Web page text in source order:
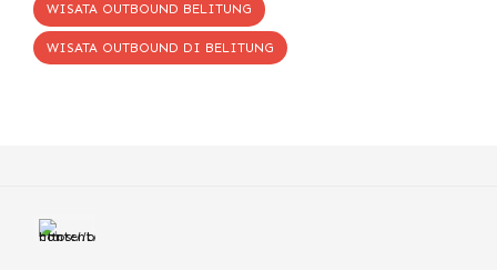
WISATA OUTBOUND BELITUNG
WISATA OUTBOUND DI BELITUNG